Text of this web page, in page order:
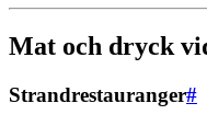
Mat och dryck
Strandrestauranger#